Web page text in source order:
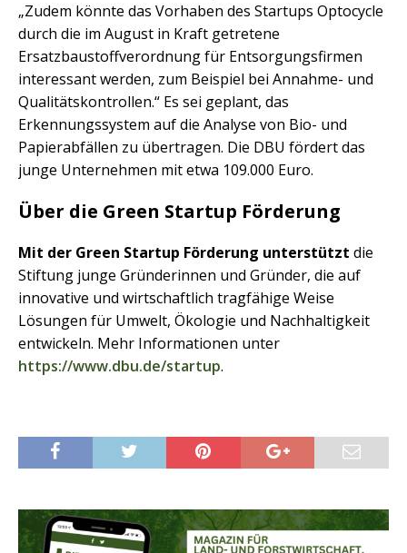
„Zudem könnte das Vorhaben des Startups Optocycle
durch die im August in Kraft getretene
Ersatzbaustoffverordnung für Entsorgungsfirmen
interessant werden, zum Beispiel bei Annahme- und
Qualitätskontrollen.“ Es sei geplant, das
Erkennungssystem auf die Analyse von Bio- und
Papierabfällen zu übertragen. Die DBU fördert das
junge Unternehmen mit etwa 109.000 Euro.
Über die Green Startup Förderung
Mit der Green Startup Förderung unterstützt die
Stiftung junge Gründerinnen und Gründer, die auf
innovative und wirtschaftlich tragfähige Weise
Lösungen für Umwelt, Ökologie und Nachhaltigkeit
entwickeln. Mehr Informationen unter
https://www.dbu.de/startup.